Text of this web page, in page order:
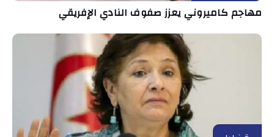
مهاجم كاميروني يعزز صفوف النادي الإفريقي